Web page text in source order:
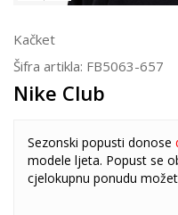
Kačket
Šifra artikla: FB5063-657
Nike Club
Sezonski popusti donose
modele ljeta. Popust se
cjelokupnu ponudu